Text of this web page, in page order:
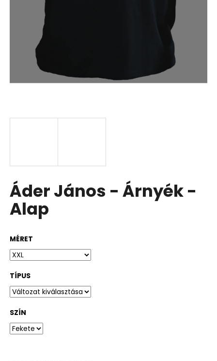
Áder János - Árnyék -
Alap
MÉRET
TÍPUS
SZÍN